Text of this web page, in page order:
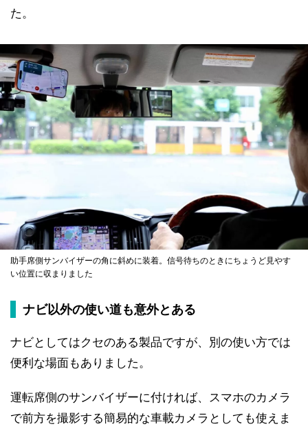
た。
助手席側サンバイザーの角に斜めに装着。信号待ちのときにちょうど見やす
い位置に収まりました
ナビ以外の使い道も意外とある
ナビとしてはクセのある製品ですが、別の使い方では
便利な場面もありました。
運転席側のサンバイザーに付ければ、スマホのカメラ
で前方を撮影する簡易的な車載カメラとしても使えま